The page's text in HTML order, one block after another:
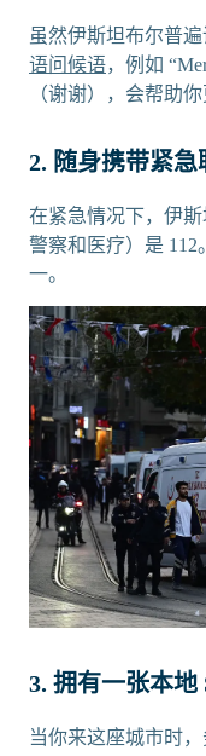
虽然伊斯坦布尔普
语问候语，例如
（谢谢），会帮助
2. 随身携带紧急
在紧急情况下，伊
警察和医疗）是
一。
3. 拥有一张本
当你来这座城市时